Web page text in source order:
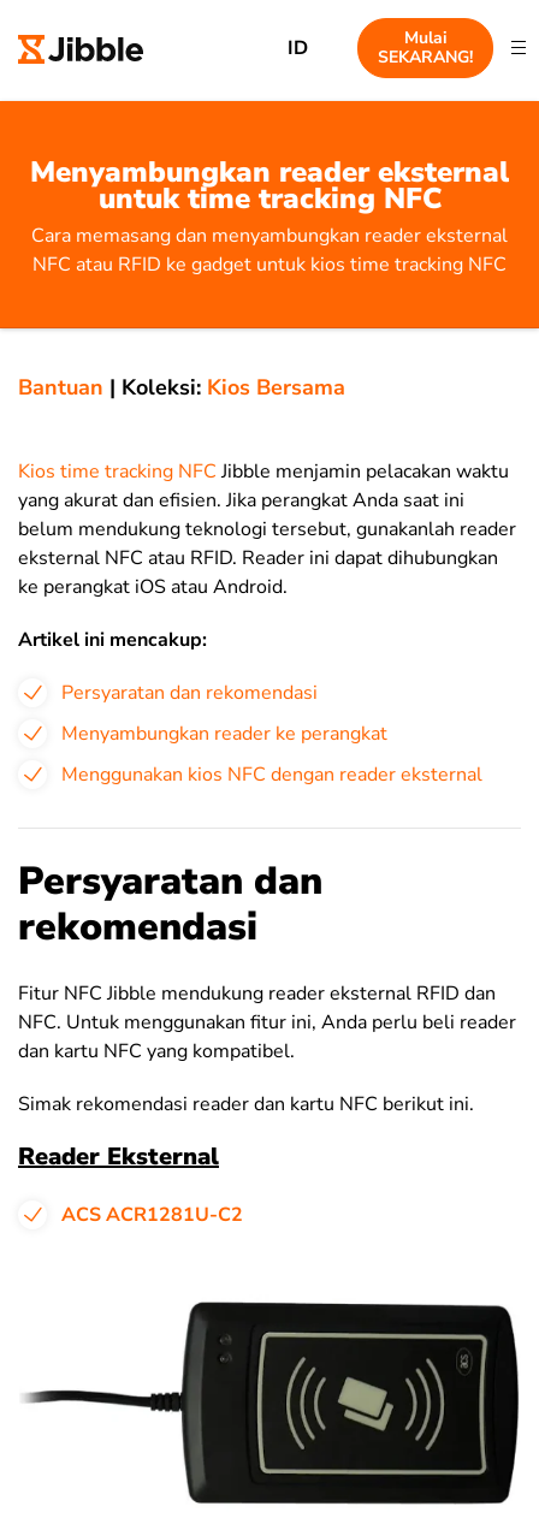
ID
Mulai
SEKARANG!
Menyambungkan reader eksternal
untuk time tracking NFC
Cara memasang dan menyambungkan reader eksternal
NFC atau RFID ke gadget untuk kios time tracking NFC
Bantuan | Koleksi: Kios Bersama
Kios time tracking NFCJibble menjamin pelacakan waktu
yang akurat dan efisien. Jika perangkat Anda saat ini
belum mendukung teknologi tersebut, gunakanlah reader
eksternal NFC atau RFID. Reader ini dapat dihubungkan
ke perangkat iOS atau Android.
Artikel ini mencakup:
Persyaratan dan rekomendasi
Menyambungkan reader ke perangkat
Menggunakan kios NFC dengan reader eksternal
Persyaratan dan
rekomendasi
Fitur NFC Jibble mendukung reader eksternal RFID dan
NFC. Untuk menggunakan fitur ini, Anda perlu beli reader
dan kartu NFC yang kompatibel.
Simak rekomendasi reader dan kartu NFC berikut ini.
Reader Eksternal
ACS ACR1281U-C2